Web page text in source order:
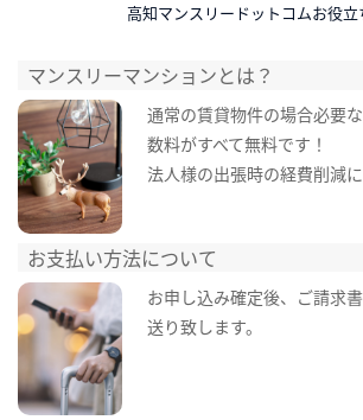
高知マンスリードットコムお役立
マンスリーマンションとは？
通常の賃貸物件の場合必要
数料がすべて無料です！
法人様の出張時の経費削減に
お支払い方法について
お申し込み確定後、ご請求
送り致します。